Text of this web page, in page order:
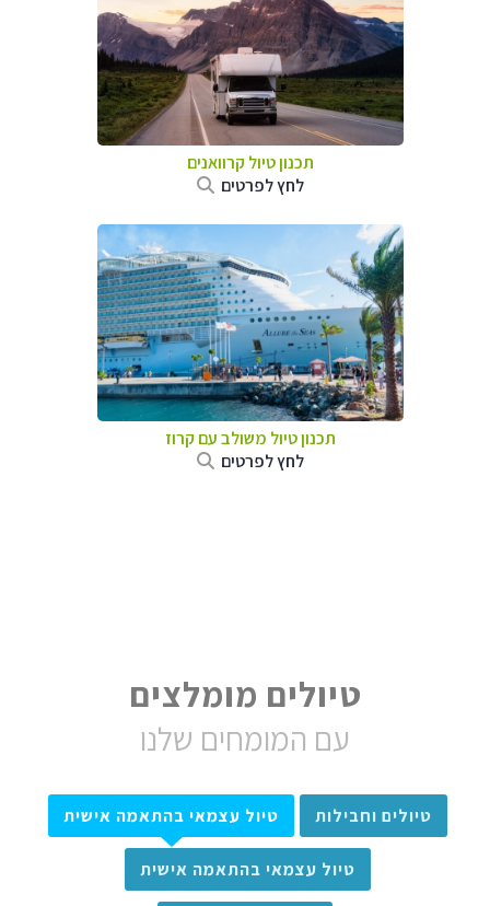
תכנון טיול קרוואנים
לחץ לפרטים
תכנון טיול משולב עם קרוז
לחץ לפרטים
טיולים מומלצים
עם המומחים שלנו
טיולים וחבילות טיול עצמאי בהתאמה אישית
טיול עצמאי בהתאמה אישית